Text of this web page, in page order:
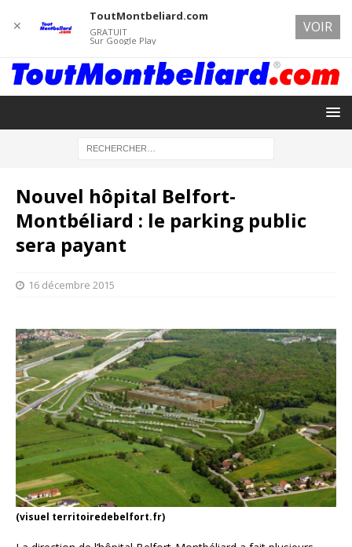
Nouvel hôpital Belfort-
Montbéliard : le parking public
sera payant
16 décembre 2015
(visuel territoiredebelfort.fr)
✕
ToutMontbeliard.com
GRATUIT
Sur Google Play
VOIR